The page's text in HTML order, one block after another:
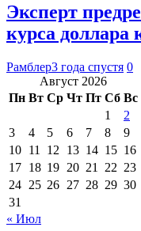
Эксперт
курса доллара
Рамблер3 года спустя 0
Август 2026
Пн Вт Ср Чт Пт Сб Вс
1
2
3
4 5 6 7 8
9
10 11 12 13 14 15 16
17 18 19 20 21 22 23
24 25 26 27 28 29 30
31
« Июл